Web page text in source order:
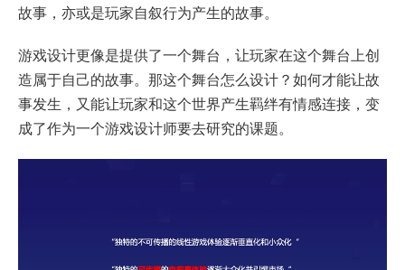
故事，亦或是玩家自叙行为产生的故事。
游戏设计更像是提供了一个舞台，让玩家在这个舞台上创
造属于自己的故事。那这个舞台怎么设计？如何才能让故
事发生，又能让玩家和这个世界产生羁绊有情感连接，变
成了作为一个游戏设计师要去研究的课题。